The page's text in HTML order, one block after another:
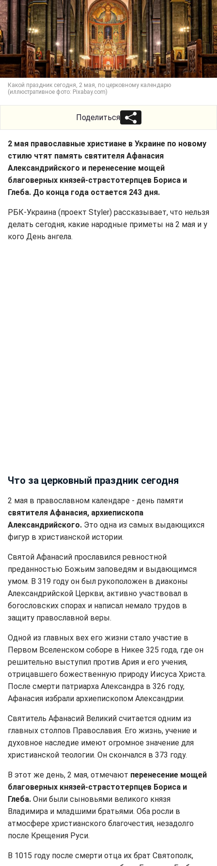
Какой праздник сегодня, 2 мая, по церковному календарю
(иллюстративное фото: Pixabay.com)
Поделиться
2 мая православные христиане в Украине по новому
стилю чтят память святителя Афанасия
Александрийского и перенесение мощей
благоверных князей-страстотерпцев Бориса и
Глеба. До конца года остается 243 дня.
РБК-Украина (проект Styler) рассказывает, что нельзя
делать сегодня, какие народные приметы на 2 мая и у
кого День ангела.
Что за церковный праздник сегодня
2 мая в православном календаре - день памяти
святителя Афанасия, архиепископа
Александрийского. Это одна из самых выдающихся
фигур в христианской истории.
Святой Афанасий прославился ревностной
преданностью Божьим заповедям и выдающимся
умом. В 319 году он был рукоположен в диаконы
Александрийской Церкви, активно участвовал в
богословских спорах и написал немало трудов в
защиту православной веры.
Одной из главных вех его жизни стало участие в
Первом Вселенском соборе в Никее 325 года, где он
решительно выступил против Ария и его учения,
отрицавшего божественную природу Иисуса Христа.
После смерти патриарха Александра в 326 году,
Афанасия избрали архиепископом Александрии.
Святитель Афанасий Великий считается одним из
главных столпов Православия. Его жизнь, учение и
духовное наследие имеют огромное значение для
христианской теологии. Он скончался в 373 году.
В этот же день, 2 мая, отмечают перенесение мощей
благоверных князей-страстотерпцев Бориса и
Глеба. Они были сыновьями великого князя
Владимира и младшими братьями. Оба росли в
атмосфере христианского благочестия, незадолго
после Крещения Руси.
В 1015 году после смерти отца их брат Святополк,